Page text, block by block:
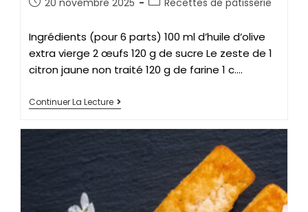
20 novembre 2025 Recettes de pâtisserie
Ingrédients (pour 6 parts) 100 ml d’huile d’olive
extra vierge 2 œufs 120 g de sucre Le zeste de 1
citron jaune non traité 120 g de farine 1 c.…
Continuer La Lecture